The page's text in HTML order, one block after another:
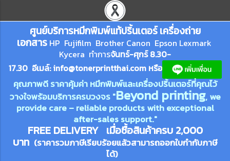
ศูนย์บริการหมึกพิมพ์แท้ปริ้นเตอร์ เครื่องถ่าย
เอกสาร HP Fujifilm Brother Canon Epson Lexmark
Kycera ทำการจันทร์-ศุกร์ 8.30-
17.30 อีเมล์:info@tonerprintthai.com หรือ
คุณภาพดี ราคาคุ้มค่า หมึกพิมพ์และเครื่องปริ้นเตอร์ที่คุณไว้
วางใจพร้อมบริการครบวงจร "Beyond printing, we
provide care – reliable products with exceptional
after-sales support."
FREE DELIVERY เมื่อซื้อสินค้าครบ 2,000
บาท (ราคารวมภาษีเรียบร้อยแล้วสามารถออกใบกำกับภาษี
ได้)